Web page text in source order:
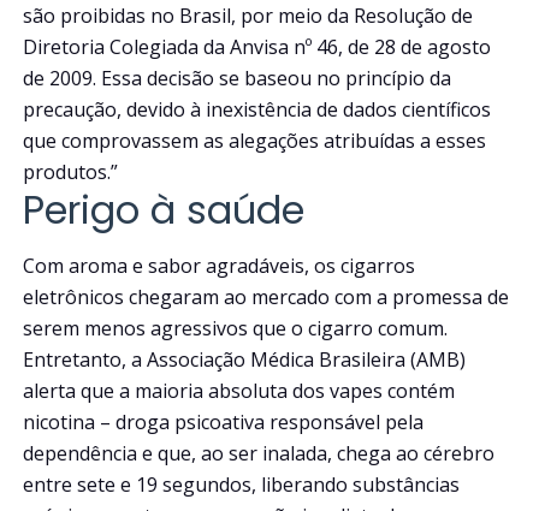
são proibidas no Brasil, por meio da Resolução de
Diretoria Colegiada da Anvisa nº 46, de 28 de agosto
de 2009. Essa decisão se baseou no princípio da
precaução, devido à inexistência de dados científicos
que comprovassem as alegações atribuídas a esses
produtos.”
Perigo à saúde
Com aroma e sabor agradáveis, os cigarros
eletrônicos chegaram ao mercado com a promessa de
serem menos agressivos que o cigarro comum.
Entretanto, a Associação Médica Brasileira (AMB)
alerta que a maioria absoluta dos vapes contém
nicotina – droga psicoativa responsável pela
dependência e que, ao ser inalada, chega ao cérebro
entre sete e 19 segundos, liberando substâncias